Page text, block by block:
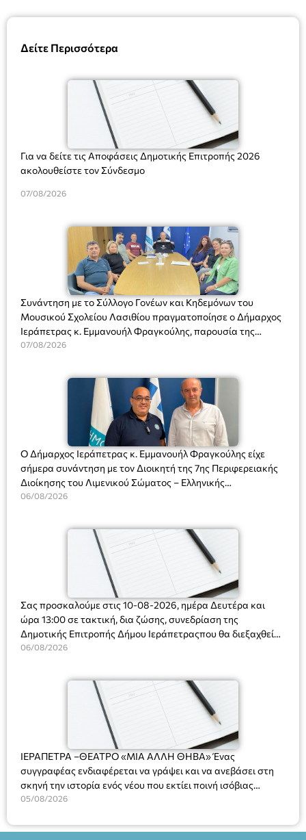
Δείτε Περισσότερα
Για να δείτε τις Αποφάσεις Δημοτικής Επιτροπής 2026
ακολουθείστε τον Σύνδεσμο
07/08/2026
Συνάντηση με το Σύλλογο Γονέων και Κηδεμόνων του
Μουσικού Σχολείου Λασιθίου πραγματοποίησε ο Δήμαρχος
Ιεράπετρας κ. Εμμανουήλ Φραγκούλης, παρουσία της
Διευθύντριας του σχολείου κας Μαριάννας Χαΐτα.
07/08/2026
Ο Δήμαρχος Ιεράπετρας κ. Εμμανουήλ Φραγκούλης είχε
σήμερα συνάντηση με τον Διοικητή της 7ης Περιφερειακής
Διοίκησης του Λιμενικού Σώματος – Ελληνικής
Ακτοφυλακής (Λ.Σ.-ΕΛ.ΑΚΤ.), Αρχιπλοίαρχο Λ.Σ. κ. Ιωάννη
06/08/2026
Σας προσκαλούμε στις 10-08-2026, ημέρα Δευτέρα και
ώρα 13:00 σε τακτική, δια ζώσης, συνεδρίαση της
Δημοτικής Επιτροπής Δήμου Ιεράπετραςπου θα διεξαχθεί
στο Δημοτικό Κατάστημα, Δημοκρατίας 31 στην αίθουσα
και λήψη αποφάσεων στα παρακάτω θέματα:
06/08/2026
ΙΕΡΑΠΕΤΡΑ –ΘΕΑΤΡΟ «ΜΙΑ ΑΛΛΗ ΘΗΒΑ» Ένας
συγγραφέας ενδιαφέρεται να γράψει και να ανεβάσει στη
σκηνή την ιστορία ενός νέου που εκτίει ποινή ισόβιας
κάθειρξης για πατροκτονία. Ένα πολυβραβευμένο έργο για
ασθένεια, τον ερωτισμό. Ένα έργο αινιγματικό, συγκινητικό,
05/08/2026